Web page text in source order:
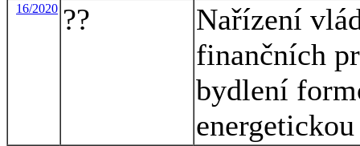
16/2020 ??
Nařízení
finančních
bydlení